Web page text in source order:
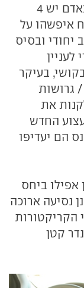
במושבים הקדמיים די טוב. טכנית, באדם יש 4
איפשהו על
יחודי ובסיס
בעיקר
/ גרושות
את
החדש
הם יעדיפו
פצפון אפילו ביחס
נסיעה ארוכה
הקריקטורות
קטן